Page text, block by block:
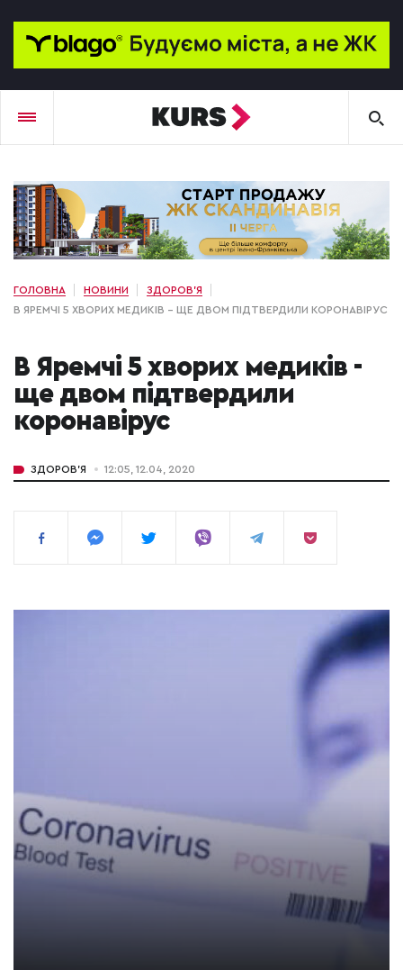
ГОЛОВНА НОВИНИ
ЗДОРОВ'Я
В ЯРЕМЧІ 5 ХВОРИХ МЕДИКІВ - ЩЕ ДВОМ ПІДТВЕРДИЛИ КОРОНАВІРУС
В Яремчі 5 хворих медиків -
ще двом підтвердили
коронавірус
ЗДОРОВ'Я 12:05, 12.04, 2020